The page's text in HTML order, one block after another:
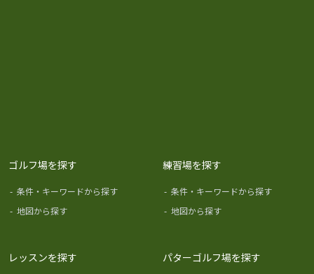
ゴルフ場を探す
- 条件・キーワードから探す
- 地図から探す
練習場を探す
- 条件・キーワードから探す
- 地図から探す
レッスンを探す パターゴルフ場を探す